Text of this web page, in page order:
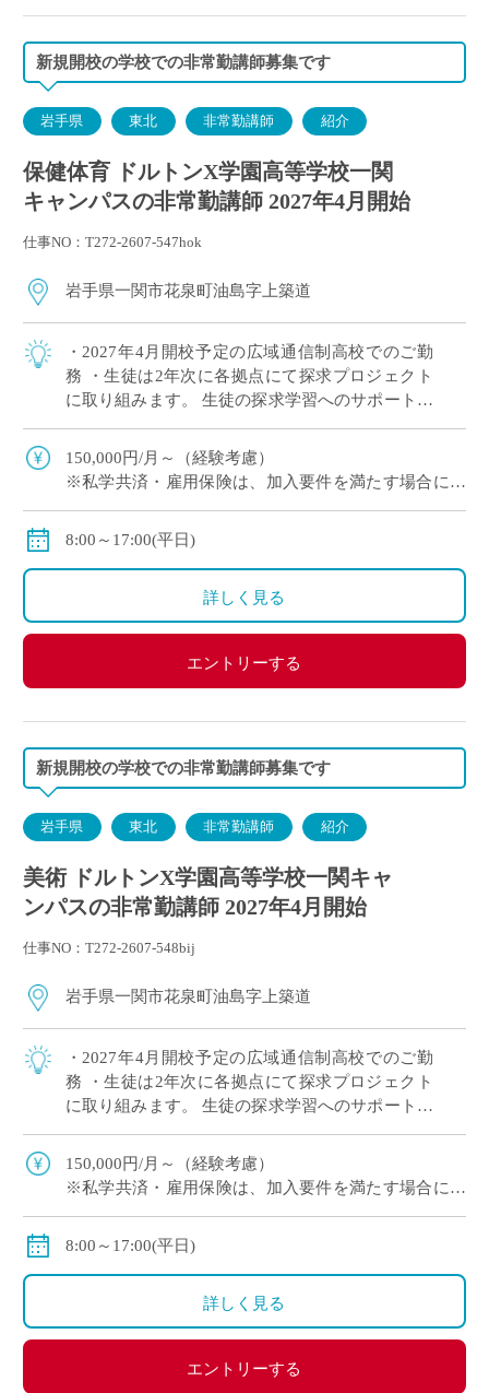
新規開校の学校での非常勤講師募集です
岩手県 東北 非常勤講師 紹介
保健体育 ドルトンX学園高等学校一関
キャンパスの非常勤講師 2027年4月開始
仕事NO：T272-2607-547hok
岩手県一関市花泉町油島字上築道
・2027年4月開校予定の広域通信制高校でのご勤
務 ・生徒は2年次に各拠点にて探求プロジェクト
に取り組みます。 生徒の探求学習へのサポートに
ご興味がある方など、積極的にご応募ください！
※月に1回程度、地域拠点への出張が […]
150,000円/月～（経験考慮）
※私学共済・雇用保険は、加入要件を満たす場合に加
入となります。
8:00～17:00(平日)
詳しく見る
エントリーする
新規開校の学校での非常勤講師募集です
岩手県 東北 非常勤講師 紹介
美術 ドルトンX学園高等学校一関キャ
ンパスの非常勤講師 2027年4月開始
仕事NO：T272-2607-548bij
岩手県一関市花泉町油島字上築道
・2027年4月開校予定の広域通信制高校でのご勤
務 ・生徒は2年次に各拠点にて探求プロジェクト
に取り組みます。 生徒の探求学習へのサポートに
ご興味がある方など、積極的にご応募ください！
※月に1回程度、地域拠点への出張が […]
150,000円/月～（経験考慮）
※私学共済・雇用保険は、加入要件を満たす場合に加
入となります。
8:00～17:00(平日)
詳しく見る
エントリーする